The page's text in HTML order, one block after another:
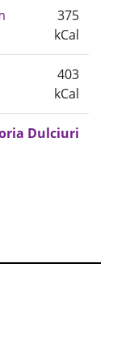
375
kCal
403
kCal
Dulciuri